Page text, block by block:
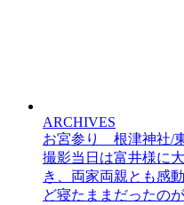
ARCHIVES
お宮参り 根津神社/
撮影当日は富井様に
き、両家両親とも感
ど寝たままだったの